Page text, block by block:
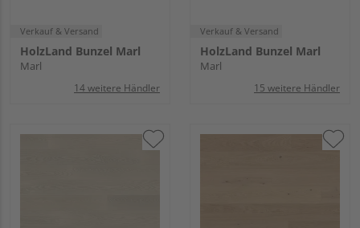
Verkauf & Versand
HolzLand Bunzel Marl
Marl
14 weitere Händler
Verkauf & Versand
HolzLand Bunzel Marl
Marl
15 weitere Händler